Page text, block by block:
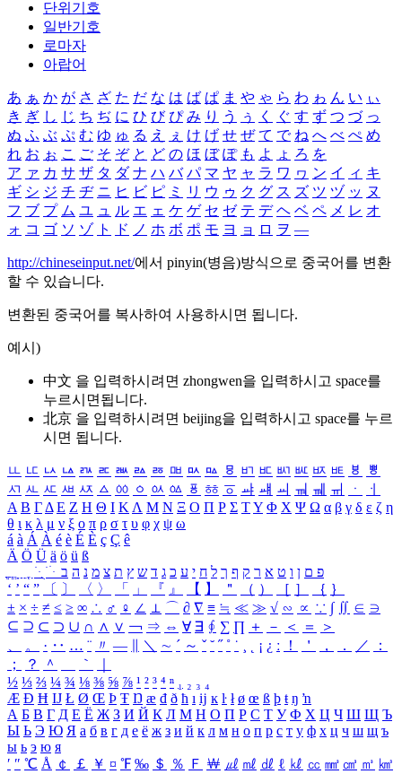
단위기호
일반기호
로마자
아랍어
あ ぁ か が さ ざ た だ な は ば ぱ ま や ゃ ら わ ゎ ん い ぃ
き ぎ し じ ち ぢ に ひ び ぴ み り う ぅ く ぐ す ず つ づ っ
ぬ ふ ぶ ぷ む ゆ ゅ る え ぇ け げ せ ぜ て で ね へ べ ぺ め
れ お ぉ こ ご そ ぞ と ど の ほ ぼ ぽ も よ ょ ろ を
ア ァ カ サ ザ タ ダ ナ ハ バ パ マ ヤ ャ ラ ワ ヮ ン イ ィ キ
ギ シ ジ チ ヂ ニ ヒ ビ ピ ミ リ ウ ゥ ク グ ス ズ ツ ヅ ッ ヌ
フ ブ プ ム ユ ュ ル エ ェ ケ ゲ セ ゼ テ デ ヘ ベ ペ メ レ オ
ォ コ ゴ ソ ゾ ト ド ノ ホ ボ ポ モ ヨ ョ ロ ヲ ―
http://chineseinput.net/에서 pinyin(병음)방식으로 중국어를 변환
할 수 있습니다.
변환된 중국어를 복사하여 사용하시면 됩니다.
예시)
中文 을 입력하시려면 zhongwen을 입력하시고 space를
누르시면됩니다.
北京 을 입력하시려면 beijing을 입력하시고 space를 누르
시면 됩니다.
ㅥ ㅦ ㅧ ㅨ ㅩ ㅪ ㅫ ㅬ ㅭ ㅮ ㅯ ㅰ ㅱ ㅲ ㅳ ㅴ ㅵ ㅶ ㅷ ㅸ
ㅹ
ㅺ ㅻ ㅼ ㅽ ㅾ ㅿ ㆀ ㆁ ㆂ ㆃ ㆄ ㆅ ㆆ ㆇ ㆈ ㆉ ㆊ ㆋ ㆌ ㆍ
ㆎ
Α Β ΓΔ Ε Ζ Η Θ Ι ΚΛ Μ Ν Ξ Ο Π Ρ Σ ΤΥ Φ Χ Ψ Ω α β γ δ ε ζ η
θ ι κ λ μ ν ξ ο π ρ σ τ υ φ χ ψ ω
á à Á À é è É È ç Ç ê
Ä Ö Ü ä ö ü ß
ִֶֹ ֻּ ׁׂ פ ם ן ו ט א ר ק ף ך ל ח י ע כ ג ד ש ץ ת צ מ נ ה ב
‘ ’ “ ” 〔 〕 〈 〉 「 」 『 』 【 】 ＂ （ ） ［ ］ ｛ ｝
± × ÷ ≠ ≤ ≥ ∞ ∴ ♂ ♀ ∠ ⊥ ⌒ ∂ ∇ ≡ ≒ ≪ ≫ √ ∽ ∝ ∵ ∫ ∬ ∈ ∋
⊆ ⊇ ⊂ ⊃ ∪ ∩ ∧ ∨ ￢ ⇒ ⇔ ∀ ∃ ∮ ∑ ∏ ＋ － ＜ ＝
＞
、
。 · ‥ … ¨ 〃 ― ＼ ∼ ´ ～ ˇ ˘ ˝ ˚ ˙ ¸ ¡ ¿ ː ！ ＇ ， ． ／
：
；
？ ＾ ｀
½ ⅓ ⅔ ¼ ¾ ⅛ ⅜ ⅝ ⅞ ¹ ² ³ ⁴ ⁿ ₁ ₂ ₃ ₄
Æ Ð Ħ Ĳ Ł Ø Œ Þ Ŧ Ŋ æ đ ð ħ ı ĳ ĸ ŀ ł ø œ ß þ ŧ ŋ ŉ
А Б В Г Д Е Ё Ж З И Й К Л М Н О П Р С Т У Ф Х Ц Ч Ш Щ Ъ
Ы Ь Э Ю Я а б в г д е ё ж з и й к л м н о п р с т у ф х ц ч ш щ ъ
ы ь э ю я
′ ″ ℃ Å ￠ ￡ ￥ ¤ ℉ ‰ ＄ ％ Ｆ ￦ ㎕ ㎖ ㎗ ℓ ㎘ ㏄ ㎣ ㎤ ㎥ ㎦